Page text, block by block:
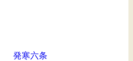
発寒六条